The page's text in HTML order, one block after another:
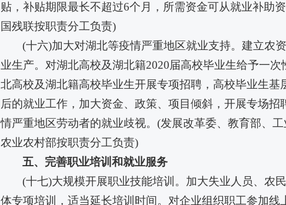
贴，补贴期限最长不超过6个月，所需资金可从就业补助
国残联按职责分工负责)
(十六)加大对湖北等疫情严重地区就业支持。建立农
业生产。对湖北高校及湖北籍2020届高校毕业生给予一
北高校及湖北籍高校毕业生开展专项招聘，高校毕业生
后的就业工作，加大资金、政策、项目倾斜，开展专场
情严重地区劳动者的就业歧视。(发展改革委、教育部、
农业农村部按职责分工负责)
五、完善职业培训和就业服务
(十七)大规模开展职业技能培训。加大失业人员、农
体专项培训，适当延长培训时间。对企业组织职工参加